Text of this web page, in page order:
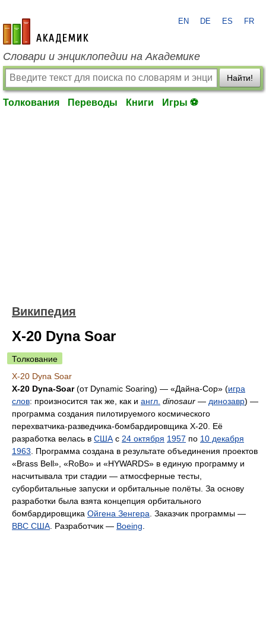
academic.ru
EN DE ES FR
Словари и энциклопедии на Академике
Найти!
Толкования Переводы Книги Игры ⚽
Википедия
X-20 Dyna Soar
Толкование
X-20 Dyna Soar
X-20 Dyna-Soar(от Dynamic Soaring) — «Дайна-Сор» (игра
слов: произносится так же, как и англ. dinosaur — динозавр) —
программа создания пилотируемого космического
перехватчика-разведчика-бомбардировщика X-20. Её
разработка велась в США с 24 октября 1957 по 10 декабря
1963 . Программа создана в результате объединения проектов
«Brass Bell», «RoBo» и «HYWARDS» в единую программу и
насчитывала три стадии — атмосферные тесты,
суборбитальные запуски и орбитальные полёты. За основу
разработки была взята концепция орбитального
бомбардировщика Ойгена Зенгера . Заказчик программы —
ВВС США . Разработчик — Boeing